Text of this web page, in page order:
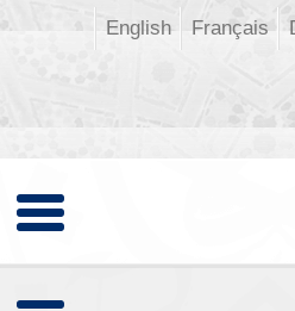
Français
English